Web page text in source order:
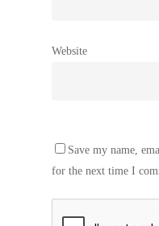
Website
Save my name,
for the next time I